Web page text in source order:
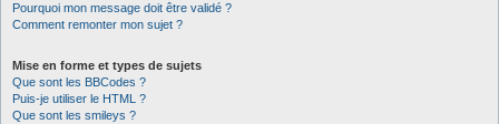
Pourquoi mon message doit être validé ?
Comment remonter mon sujet ?
Mise en forme et types de sujets
Que sont les BBCodes ?
Puis-je utiliser le HTML ?
Que sont les smileys ?